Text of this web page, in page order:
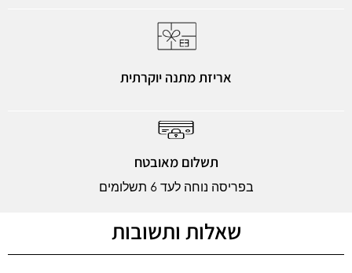
אריזת מתנה יוקרתית
תשלום מאובטח
בפריסה נוחה לעד 6 תשלומים
שאלות ותשובות